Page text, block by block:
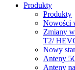
Produkty
Produkty
Nowości
Zmiany
T2/
Nowy
Anteny
Anteny